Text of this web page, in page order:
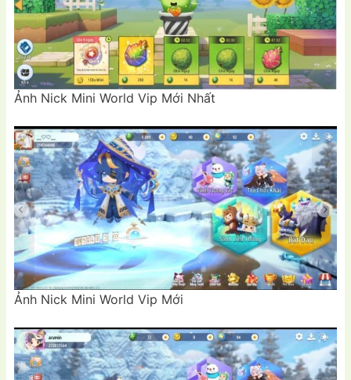
Ảnh Nick Mini World Vip Mới Nhất
Ảnh Nick Mini World Vip Mới